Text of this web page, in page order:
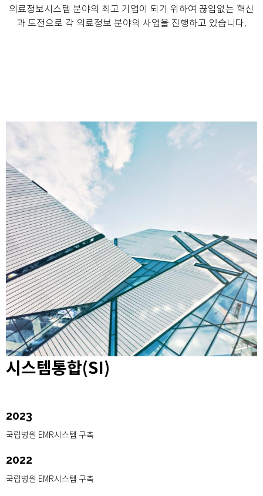
의료정보시스템 분야의 최고 기업이 되기 위하여 끊임없는 혁신
과 도전으로 각 의료정보 분야의 사업을 진행하고 있습니다.
시스템통합(SI)
2023
국립병원 EMR시스템 구축
2022
국립병원 EMR시스템 구축